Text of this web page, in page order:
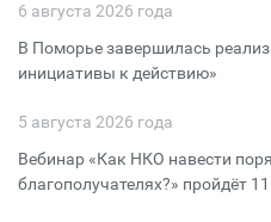
6 августа 2026 года
В Поморье завершилась
инициативы к действию»
5 августа 2026 года
Вебинар «Как НКО навести
благополучателях?» пройдёт 11